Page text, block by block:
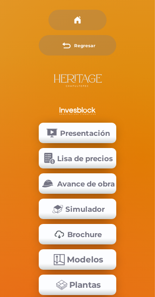
Regresar
Presentación
Lisa de precios
Avance de obra
Simulador
Brochure
Modelos
Plantas